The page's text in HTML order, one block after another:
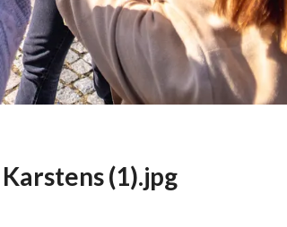
(1).jpg